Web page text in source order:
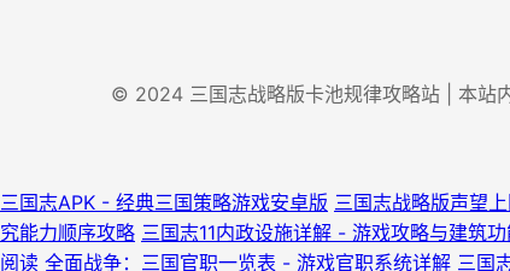
© 2024 三国志战略版卡池规律攻略站 | 本站
三国志APK - 经典三国策略游戏安卓版 三国志战略版声望
究能力顺序攻略 三国志11内政设施详解 - 游戏攻略与建筑功
阅读 全面战争：三国官职一览表 - 游戏官职系统详解 三国